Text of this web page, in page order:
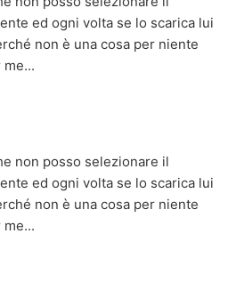
ed ogni volta se lo scarica lui
non è una cosa per niente
non posso selezionare il
ed ogni volta se lo scarica lui
non è una cosa per niente